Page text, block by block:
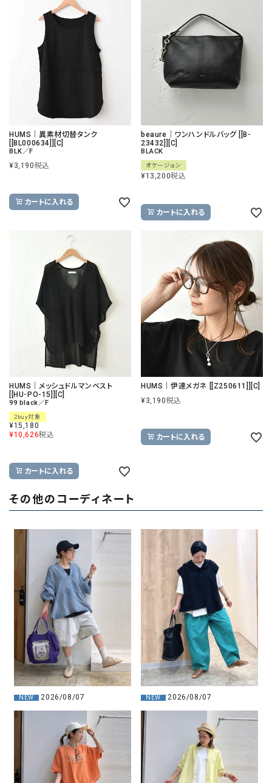
HUMS｜異素材切替タンク
[[BL000634]][C]
BLK／F
¥3,190税込
カートに入れる
beaure｜ワンハンドルバッグ [[B-
23432]][C]
BLACK
オケージョン
¥13,200税込
カートに入れる
HUMS｜メッシュドルマンベスト
[[HU-PO-15]][C]
99 black／F
2buy対象
¥15,180
¥10,626税込
カートに入れる
HUMS｜伊達メガネ [[Z250611]][C]
¥3,190税込
カートに入れる
その他のコーディネート
NEW 2026/08/07 NEW 2026/08/07